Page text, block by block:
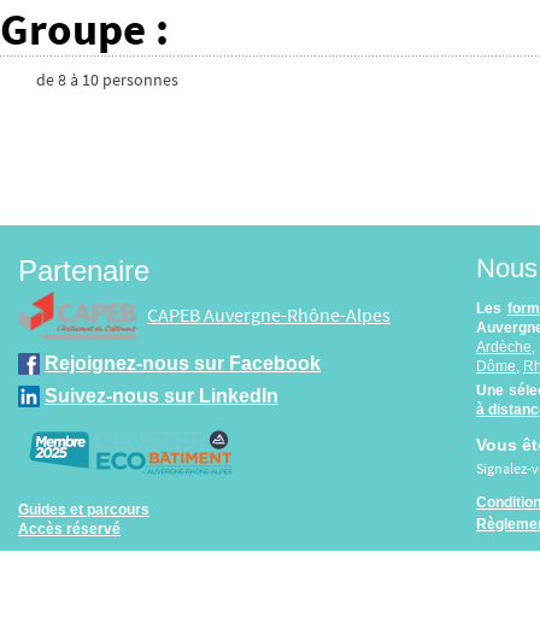
Groupe :
de8à 10 personnes
Partenaire
CAPEB Auvergne-Rhône-Alpes
Rejoignez-nous sur Facebook
Suivez-nous sur LinkedIn
Guides et parcours
Accès réservé
Les
Ardèche
Dôme
Une
à
Vous
Signalez-